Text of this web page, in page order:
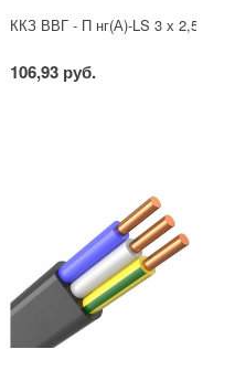
ККЗ ВВГ - П нг(А)-LS 3 х 2,5
106,93 руб.